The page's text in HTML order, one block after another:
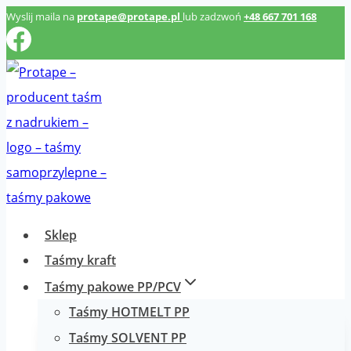
Przeskocz
do
treści
Wyslij maila na protape@protape.pl lub zadzwoń +48 667 701 168
Sklep
Taśmy kraft
Taśmy pakowe PP/PCV
Taśmy HOTMELT PP
Taśmy SOLVENT PP